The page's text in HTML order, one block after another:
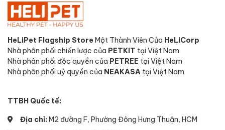
HeLiPet Flagship StoreMột Thành Viên Của HeLiCorp
Nhà phân phối chiến lược của PETKIT tại Việt Nam
Nhà phân phối độc quyền của PETREE tại Việt Nam
Nhà phân phối uỷ quyền của NEAKASA tại Việt Nam
TTBH Quốc tế:
Địa chỉ: M2 đường F, Phường Đông Hưng Thuận, HCM